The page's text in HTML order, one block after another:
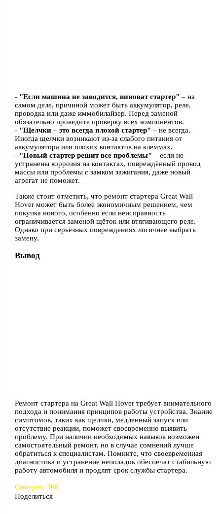
- "Если машина не заводится, виноват стартер" – на
самом деле, причиной может быть аккумулятор, реле,
проводка или даже иммобилайзер. Перед заменой
обязательно проведите проверку всех компонентов.
- "Щелчки – это всегда плохой стартер" – не всегда.
Иногда щелчки возникают из-за слабого питания от
аккумулятора или плохих контактов на клеммах.
- "Новый стартер решит все проблемы" – если не
устранены коррозия на контактах, повреждённый провод
массы или проблемы с замком зажигания, даже новый
агрегат не поможет.
Также стоит отметить, что ремонт стартера Great Wall
Hover может быть более экономичным решением, чем
покупка нового, особенно если неисправность
ограничивается заменой щёток или втягивающего реле.
Однако при серьёзных повреждениях логичнее выбрать
замену.
Вывод
Ремонт стартера на Great Wall Hover требует внимательного
подхода и понимания принципов работы устройства. Знание
симптомов, таких как щелчки, медленный запуск или
отсутствие реакции, поможет своевременно выявить
проблему. При наличии необходимых навыков возможен
самостоятельный ремонт, но в случае сомнений лучше
обратиться к специалистам. Помните, что своевременная
диагностика и устранение неполадок обеспечат стабильную
работу автомобиля и продлят срок службы стартера.
Смотрят: 368
Поделиться